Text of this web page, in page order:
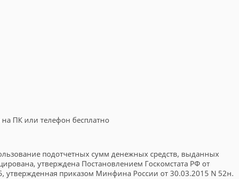
ПК или телефон бесплатно
подотчетных сумм денежных средств, выданных
утверждена Постановлением Госкомстата РФ от
приказом Минфина России от 30.03.2015 N 52н.